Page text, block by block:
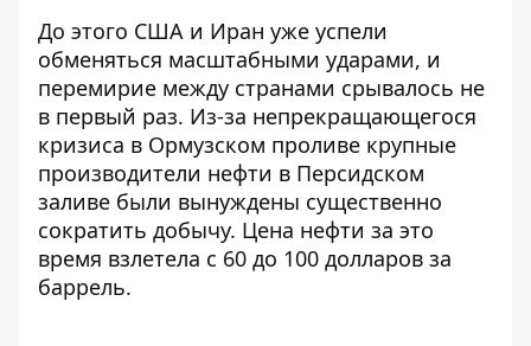
До этого США и Иран уже успели
обменяться масштабными ударами, и
перемирие между странами срывалось не
в первый раз. Из-за непрекращающегося
кризиса в Ормузском проливе крупные
производители нефти в Персидском
заливе были вынуждены существенно
сократить добычу. Цена нефти за это
время взлетела с 60 до 100 долларов за
баррель.